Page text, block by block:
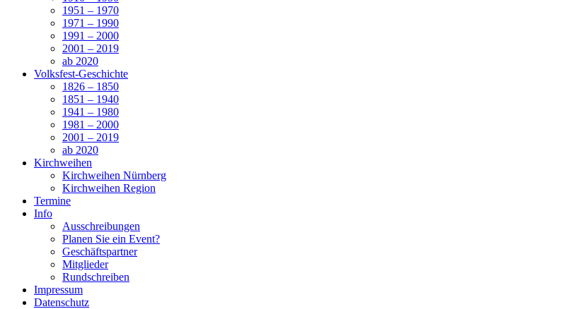
1951 – 1970
1971 – 1990
1991 – 2000
2001 – 2019
ab 2020
Volksfest-Geschichte
1826 – 1850
1851 – 1940
1941 – 1980
1981 – 2000
2001 – 2019
ab 2020
Kirchweihen
Kirchweihen Nürnberg
Kirchweihen Region
Termine
Info
Ausschreibungen
Planen Sie ein Event?
Geschäftspartner
Mitglieder
Rundschreiben
Impressum
Datenschutz